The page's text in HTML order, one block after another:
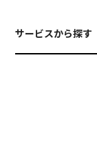
サービスから探す